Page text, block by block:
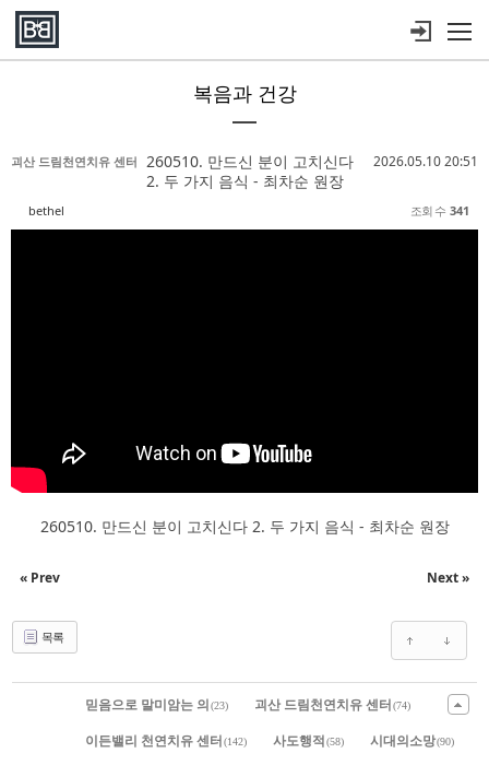
복음과 건강
괴산 드림천연치유 센터 2026.05.10 20:51
260510. 만드신 분이 고치신다
2. 두 가지 음식 - 최차순 원장
bethel 조회 수 341
260510. 만드신 분이 고치신다 2. 두 가지 음식 - 최차순 원장
« Prev Next »
목록
믿음으로 말미암는 의(23) 괴산 드림천연치유 센터(74)
이든밸리 천연치유 센터(142) 사도행적(58) 시대의소망(90)
Sketchbook5, 스케치북5
Sketchbook5, 스케치북5
Sketchbook5, 스케치북5
Sketchbook5, 스케치북5